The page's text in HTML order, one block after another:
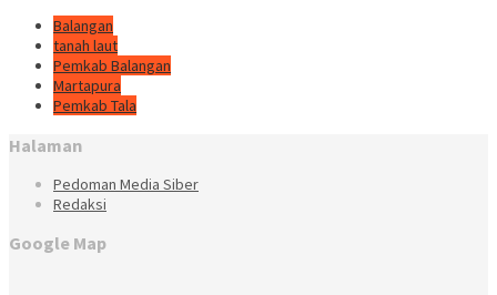
Balangan
tanah laut
Pemkab Balangan
Martapura
Pemkab Tala
Halaman
Pedoman Media Siber
Redaksi
Google Map